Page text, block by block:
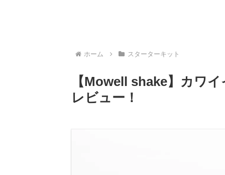
ホーム スターターキット
【Mowell shake】カワ
レビュー！